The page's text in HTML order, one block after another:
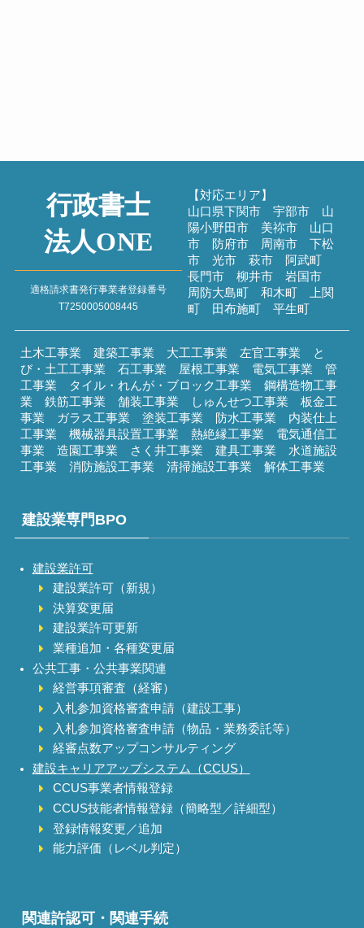
過去のブログ
行政書士
法人ONE
適格請求書発行事業者登録番号
T7250005008445
【対応エリア】
山口県下関市 宇部市 山
陽小野田市 美祢市 山口
市 防府市 周南市 下松
市 光市 萩市 阿武町
長門市 柳井市 岩国市
周防大島町 和木町 上関
町 田布施町 平生町
土木工事業 建築工事業 大工工事業 左官工事業 と
び・土工工事業 石工事業 屋根工事業 電気工事業 管
工事業 タイル・れんが・ブロック工事業 鋼構造物工事
業 鉄筋工事業 舗装工事業 しゅんせつ工事業 板金工
事業 ガラス工事業 塗装工事業 防水工事業 内装仕上
工事業 機械器具設置工事業 熱絶縁工事業 電気通信工
事業 造園工事業 さく井工事業 建具工事業 水道施設
工事業 消防施設工事業 清掃施設工事業 解体工事業
建設業専門BPO
建設業許可
建設業許可（新規）
決算変更届
建設業許可更新
業種追加・各種変更届
公共工事・公共事業関連
経営事項審査（経審）
入札参加資格審査申請（建設工事）
入札参加資格審査申請（物品・業務委託等）
経審点数アップコンサルティング
建設キャリアアップシステム（CCUS）
CCUS事業者情報登録
CCUS技能者情報登録（簡略型／詳細型）
登録情報変更／追加
能力評価（レベル判定）
関連許認可・関連手続